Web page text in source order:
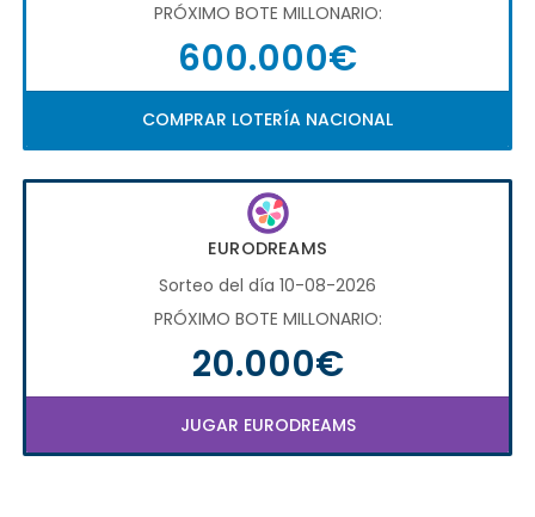
PRÓXIMO BOTE MILLONARIO:
600.000€
COMPRAR LOTERÍA NACIONAL
EURODREAMS
Sorteo del día 10-08-2026
PRÓXIMO BOTE MILLONARIO:
20.000€
JUGAR EURODREAMS